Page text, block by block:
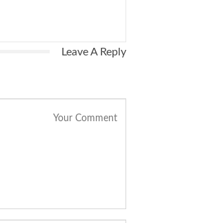
Leave A Reply